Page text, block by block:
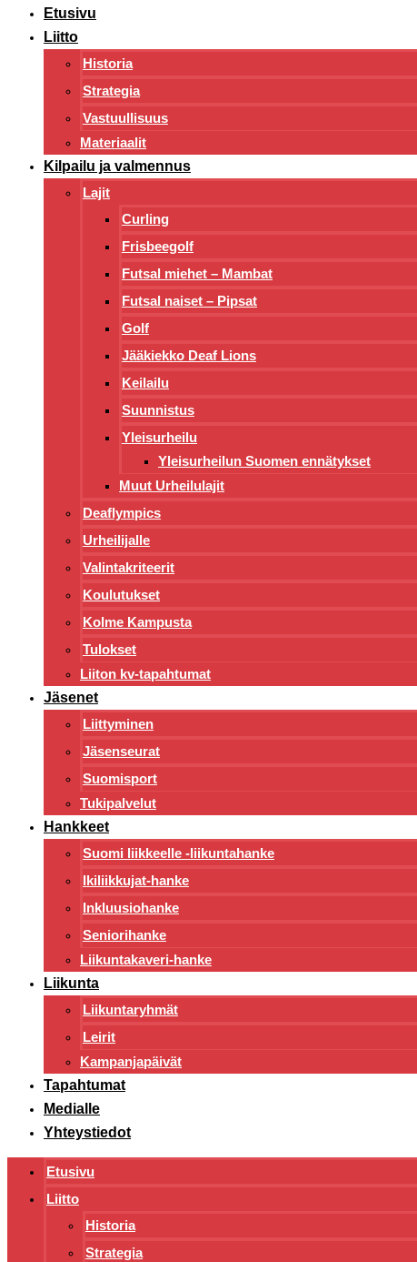
Etusivu
Liitto
Historia
Strategia
Vastuullisuus
Materiaalit
Kilpailu ja valmennus
Lajit
Curling
Frisbeegolf
Futsal miehet – Mambat
Futsal naiset – Pipsat
Golf
Jääkiekko Deaf Lions
Keilailu
Suunnistus
Yleisurheilu
Yleisurheilun Suomen ennätykset
Muut Urheilulajit
Deaflympics
Urheilijalle
Valintakriteerit
Koulutukset
Kolme Kampusta
Tulokset
Liiton kv-tapahtumat
Jäsenet
Liittyminen
Jäsenseurat
Suomisport
Tukipalvelut
Hankkeet
Suomi liikkeelle -liikuntahanke
Ikiliikkujat-hanke
Inkluusiohanke
Seniorihanke
Liikuntakaveri-hanke
Liikunta
Liikuntaryhmät
Leirit
Kampanjapäivät
Tapahtumat
Medialle
Yhteystiedot
Etusivu
Liitto
Historia
Strategia